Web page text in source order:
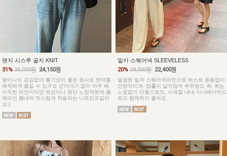
팬지 시스루 골지 KNIT
31% 35,000원 24,150원
땀이나도 감김없이 통기성이 좋은 원사로 한여름
쾌적하게 즐길 수 있구요 군더더기 없이 아주 베
이직한 라인이지만 핏감이나 원단 느낌덕분에 몸
매라인 뽐내며 멋스럽게 착용되는 니트인것같아
요:)
밀카 스퀘어넥 SLEEVELESS
20% 28,000원 22,400원
깔끔한 일자 스퀘어넥라인으로 바스트 듣뜸없이
안정적이게- 암홀이 넓지않아 부유방도 쏙- 튀는
느낌없이 단품으로도, 사계절 내내 이너레이어드
로도 함께하기 좋아요